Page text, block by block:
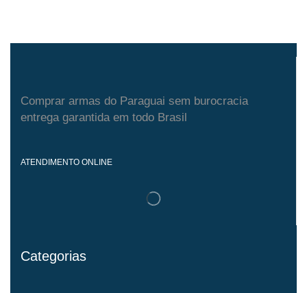
Comprar armas do Paraguai sem burocracia
entrega garantida em todo Brasil
ATENDIMENTO ONLINE
Categorias